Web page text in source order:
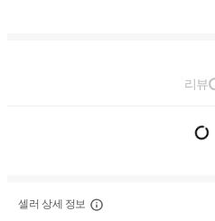
리뷰
셀러 상세 정보